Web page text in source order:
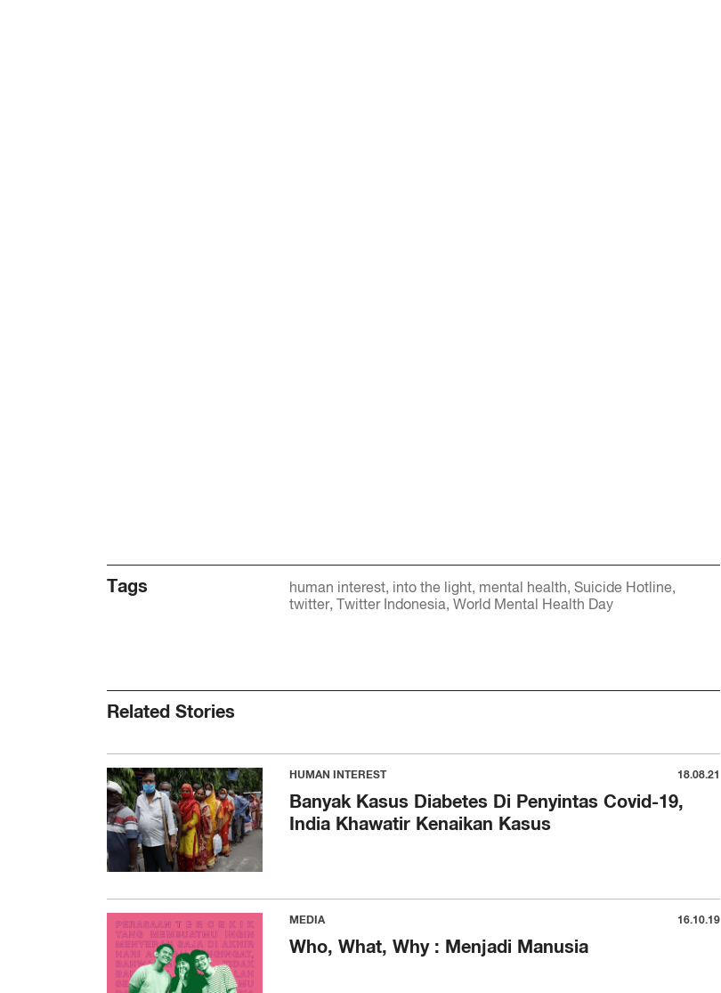
Tags human interest into the light mental health Suicide Hotline
twitter Twitter Indonesia World Mental Health Day
Related Stories
HUMAN INTEREST 18.08.21
Banyak Kasus Diabetes Di Penyintas Covid-19,
India Khawatir Kenaikan Kasus
MEDIA 16.10.19
Who, What, Why : Menjadi Manusia